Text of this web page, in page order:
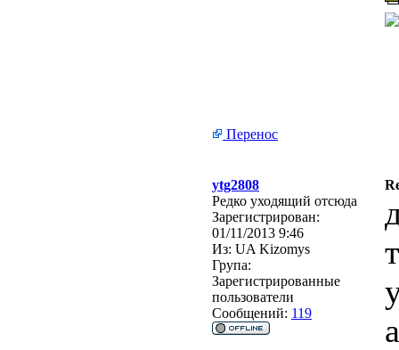
Перенос
ytg2808
Редко уходящий отсюда
Зарегистрирован:
01/11/2013 9:46
Из: UA Kizomys
Група:
Зарегистрированные
пользователи
Сообщений: 119